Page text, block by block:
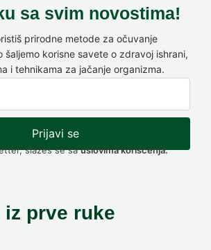
sa svim novostima!
prirodne metode za očuvanje
šaljemo korisne savete o zdravoj ishrani,
i tehnikama za jačanje organizma.
Prijavi se
slažeš se sauslovima korišćenja.
prve ruke